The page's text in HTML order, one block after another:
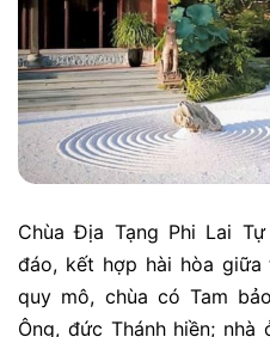
Chùa Địa Tạng Phi Lai
đáo, kết hợp hài hòa giữa
quy mô, chùa có Tam
Ông, đức Thánh hiền; nhà